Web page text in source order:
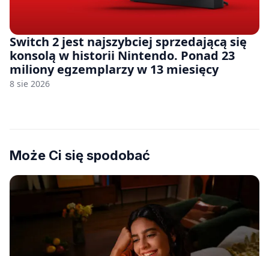
Switch 2 jest najszybciej sprzedającą się
konsolą w historii Nintendo. Ponad 23
miliony egzemplarzy w 13 miesięcy
8 sie 2026
Może Ci się spodobać